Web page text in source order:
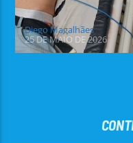
Diego Magalhães
25 DE MAIO DE 2026